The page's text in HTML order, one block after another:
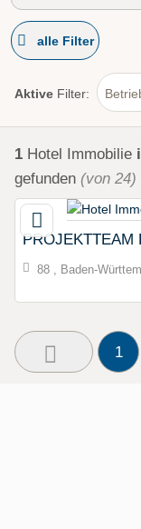
alle Filter
Aktive Filter:
1 Hotel Immobilie
gefunden (von 24)
PROJEKTTEAM
88 , Baden-
1